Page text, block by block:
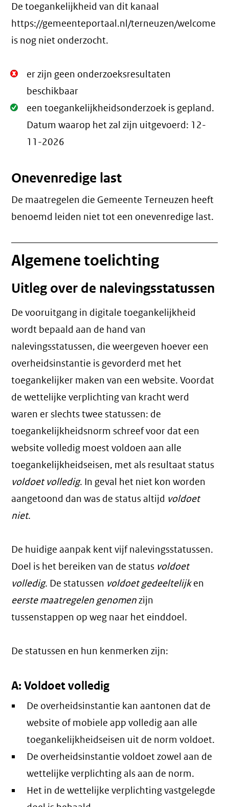
De toegankelijkheid van dit kanaal
https://gemeenteportaal.nl/terneuzen/welcome
is nog niet onderzocht.
Niet
Oké.
er zijn geen onderzoeksresultaten
beschikbaar
Oké.
een toegankelijkheidsonderzoek is gepland.
Datum waarop het zal zijn uitgevoerd: 12-
11-2026
Onevenredige last
De maatregelen die Gemeente Terneuzen heeft
benoemd leiden niet tot een onevenredige last.
Algemene toelichting
Uitleg over de nalevingsstatussen
De vooruitgang in digitale toegankelijkheid
wordt bepaald aan de hand van
nalevingsstatussen, die weergeven hoever een
overheidsinstantie is gevorderd met het
toegankelijker maken van een website. Voordat
de wettelijke verplichting van kracht werd
waren er slechts twee statussen: de
toegankelijkheidsnorm schreef voor dat een
website volledig moest voldoen aan alle
toegankelijkheidseisen, met als resultaat status
voldoet volledig. In geval het niet kon worden
aangetoond dan was de status altijd voldoet
niet.
De huidige aanpak kent vijf nalevingsstatussen.
Doel is het bereiken van de status voldoet
volledig. De statussen voldoet gedeeltelijken
eerste maatregelen genomenzijn
tussenstappen op weg naar het einddoel.
De statussen en hun kenmerken zijn:
A: Voldoet volledig
De overheidsinstantie kan aantonen dat de
website of mobiele app volledig aan alle
toegankelijkheidseisen uit de norm voldoet.
De overheidsinstantie voldoet zowel aan de
wettelijke verplichting als aan de norm.
Het in de wettelijke verplichting vastgelegde